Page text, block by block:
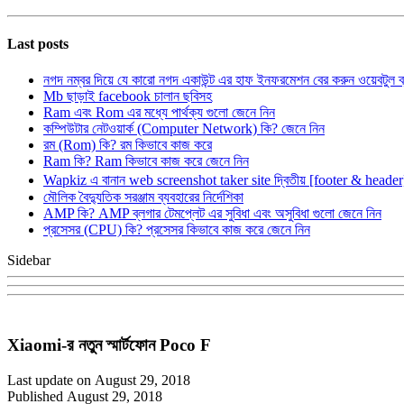
Last posts
নগদ নম্বর দিয়ে যে কারো নগদ একাউন্ট এর হাফ ইনফরমেশন বের করুন ওয়েবটুল
Mb ছাড়াই facebook চালান ছবিসহ
Ram এবং Rom এর মধ্যে পার্থক্য গুলো জেনে নিন
কম্পিউটার নেটওয়ার্ক (Computer Network) কি? জেনে নিন
রম (Rom) কি? রম কিভাবে কাজ করে
Ram কি? Ram কিভাবে কাজ করে জেনে নিন
Wapkiz এ বানান web screenshot taker site দ্বিতীয় [footer &
মৌলিক বৈদ্যুতিক সরঞ্জাম ব্যবহারের নির্দেশিকা
AMP কি? AMP ব্লগার টেমপ্লেট এর সুবিধা এবং অসুবিধা গুলো জেনে নিন
প্রসেসর (CPU) কি? প্রসেসর কিভাবে কাজ করে জেনে নিন
Sidebar
Xiaomi-র নতুন স্মার্টফোন Poco F
Last update on August 29, 2018
Published August 29, 2018